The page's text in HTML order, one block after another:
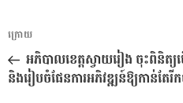
ការ​
នាំទិស​
ប្រកាស
អត្ថបទ
មុន
ក្រោយ
អភិបាលខេត្តស្វាយរៀង ចុះពិនិត្យម
និងរៀបចំផែនការអភិវឌ្ឍន៍ឱ្យកាន់តែរី